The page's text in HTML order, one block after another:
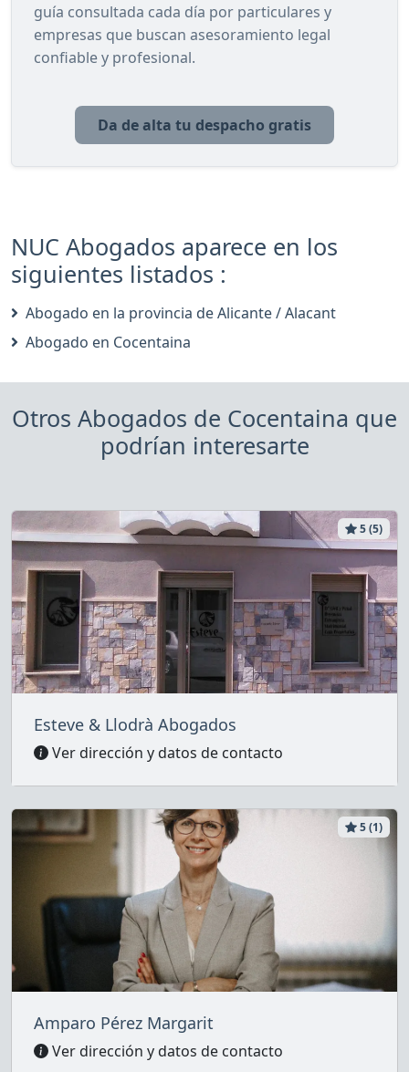
guía consultada cada día por particulares y
empresas que buscan asesoramiento legal
confiable y profesional.
Da de alta tu despacho gratis
NUC Abogados aparece en los
siguientes listados :
Abogado en la provincia de Alicante / Alacant
Abogado en Cocentaina
Otros Abogados de Cocentaina que
podrían interesarte
5 (5)
Esteve & Llodrà Abogados
Ver dirección y datos de contacto
5 (1)
Amparo Pérez Margarit
Ver dirección y datos de contacto